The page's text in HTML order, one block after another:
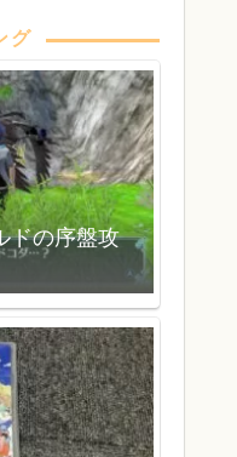
グ
ドの序盤攻